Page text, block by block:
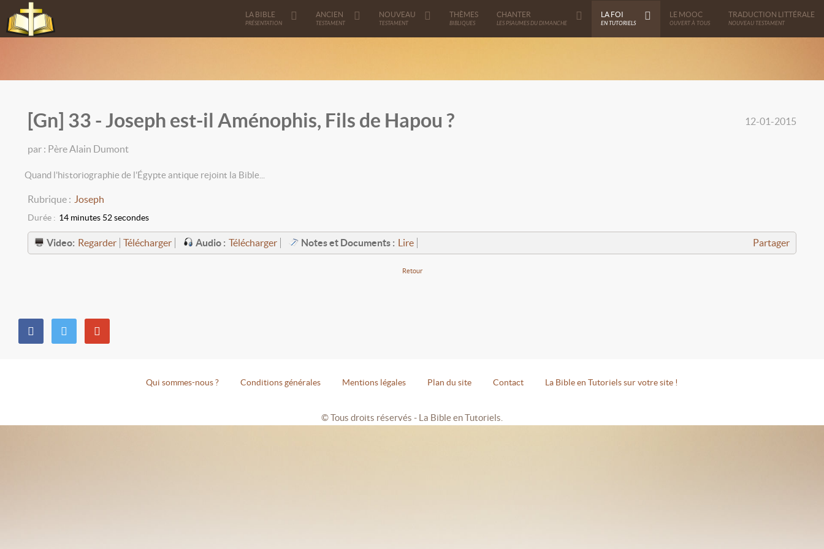
LA BIBLE
PRÉSENTATION
ANCIEN
TESTAMENT
NOUVEAU
TESTAMENT
THÈMES
BIBLIQUES
CHANTER
LES PSAUMES DU DIMANCHE
LA FOI
EN TUTORIELS
LE MOOC
OUVERT À TOUS
TRADUCTION LITTÉRALE
NOUVEAU TESTAMENT
12-01-2015
[Gn] 33 - Joseph est-il Aménophis, Fils de Hapou ?
par : Père Alain Dumont
Quand l'historiographie de l'Égypte antique rejoint la Bible...
Rubrique : Joseph
Durée : 14 minutes 52 secondes
Partager
Video: Regarder Télécharger Audio : Télécharger Notes et Documents : Lire
Retour
Qui sommes-nous ? Conditions générales Mentions légales Plan du site Contact La Bible en Tutoriels sur votre site !
© Tous droits réservés - La Bible en Tutoriels.